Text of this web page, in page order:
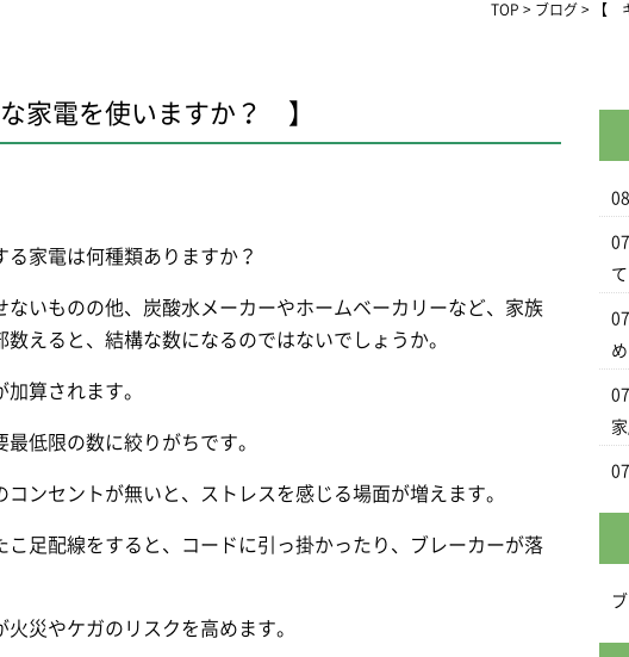
TOP > ブログ > 【
家電を使いますか？ 】
家電は何種類ありますか？
いものの他、炭酸水メーカーやホームベーカリーなど、家族
えると、結構な数になるのではないでしょうか。
算されます。
低限の数に絞りがちです。
ンセントが無いと、ストレスを感じる場面が増えます。
足配線をすると、コードに引っ掛かったり、ブレーカーが落
災やケガのリスクを高めます。